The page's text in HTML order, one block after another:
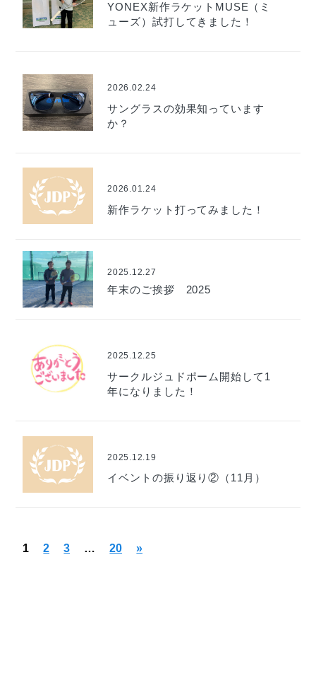
YONEX新作ラケットMUSE（ミ
ューズ）試打してきました！
2026.02.24
サングラスの効果知っています
か？
2026.01.24
新作ラケット打ってみました！
2025.12.27
年末のご挨拶 2025
2025.12.25
サークルジュドポーム開始して1
年になりました！
2025.12.19
イベントの振り返り②（11月）
1 2 3 … 20 »